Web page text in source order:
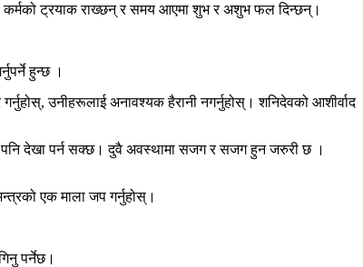
ट्रयाक राख्छन् र समय आएमा शुभ र अशुभ फल दिन्छन्।
हुन्छ ।
उनीहरूलाई अनावश्यक हैरानी नगर्नुहोस्। शनिदेवको आशीर्वाद
पनि देखा पर्न सक्छ। दुवै अवस्थामा सजग र सजग हुन जरुरी छ ।
एक माला जप गर्नुहोस्।
पर्नेछ।